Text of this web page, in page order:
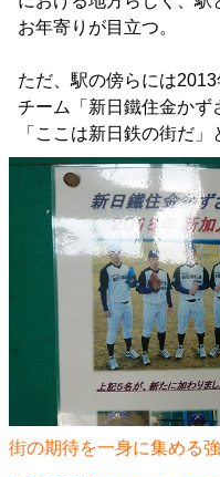
お年寄りが目立つ。
ただ、駅の傍らには
チーム「新日鐵住金かず
「ここは新日鉄の街だ」
街の期待を一身に集める